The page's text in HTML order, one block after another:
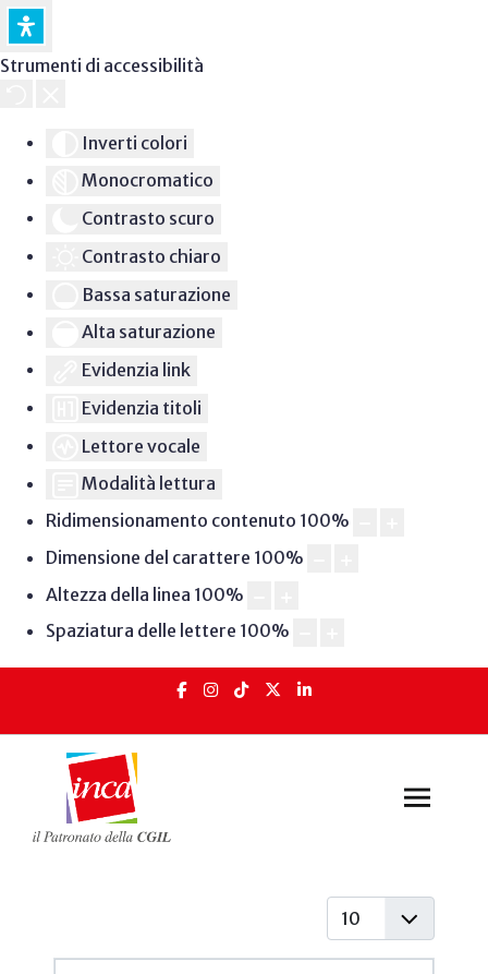
Strumenti di accessibilità
Inverti colori
Monocromatico
Contrasto scuro
Contrasto chiaro
Bassa saturazione
Alta saturazione
Evidenzia link
Evidenzia titoli
Lettore vocale
Modalità lettura
Ridimensionamento contenuto 100%
Dimensione del carattere 100%
Altezza della linea 100%
Spaziatura delle lettere 100%
Visualizza #